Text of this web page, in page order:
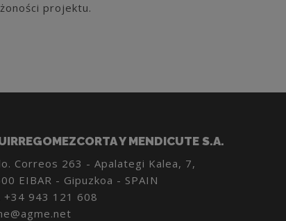
projektu.
Y MENDICUTE S.A.
Correos 263 - Apalategi Kalea, 7,
EIBAR - Gipuzkoa - SPAIN
+34 943 121 608